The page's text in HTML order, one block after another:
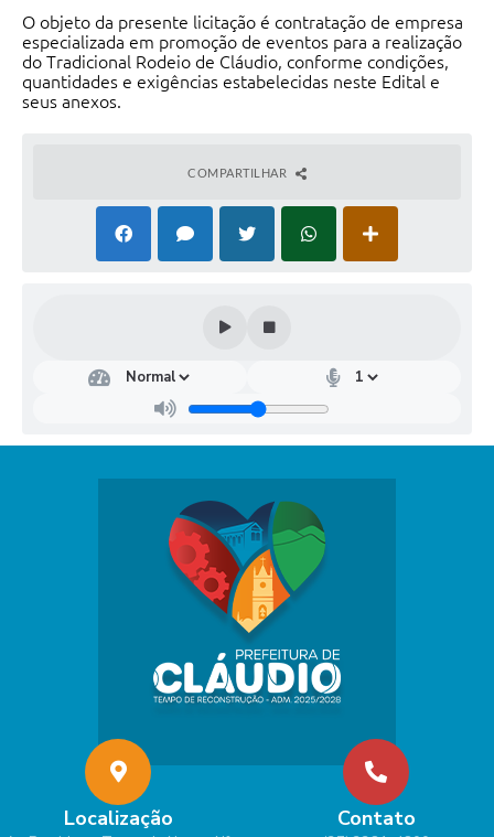
O objeto da presente licitação é contratação de empresa
especializada em promoção de eventos para a realização
do Tradicional Rodeio de Cláudio, conforme condições,
quantidades e exigências estabelecidas neste Edital e
seus anexos.
COMPARTILHAR
Localização Contato